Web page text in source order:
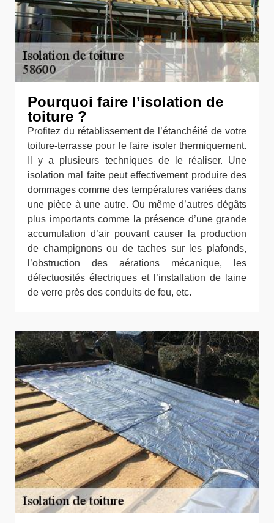
Pourquoi faire l’isolation de
toiture ?
Profitez du rétablissement de l’étanchéité de votre
toiture-terrasse pour le faire isoler thermiquement.
Il y a plusieurs techniques de le réaliser. Une
isolation mal faite peut effectivement produire des
dommages comme des températures variées dans
une pièce à une autre. Ou même d’autres dégâts
plus importants comme la présence d’une grande
accumulation d’air pouvant causer la production
de champignons ou de taches sur les plafonds,
l’obstruction des aérations mécanique, les
défectuosités électriques et l’installation de laine
de verre près des conduits de feu, etc.